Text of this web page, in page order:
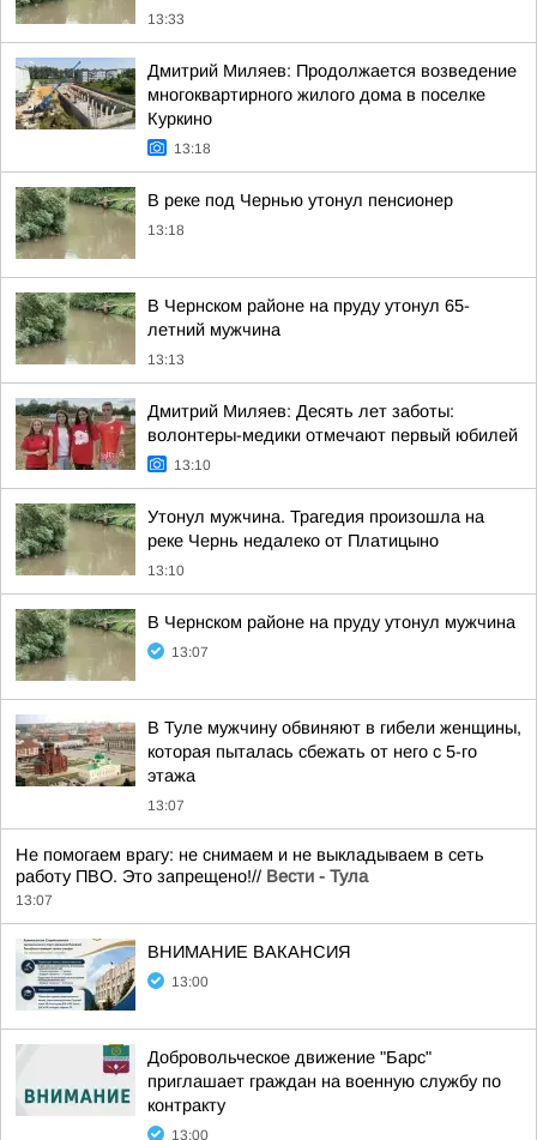
13:33
Дмитрий Миляев: Продолжается возведение
многоквартирного жилого дома в поселке
Куркино
13:18
В реке под Чернью утонул пенсионер
13:18
В Чернском районе на пруду утонул 65-
летний мужчина
13:13
Дмитрий Миляев: Десять лет заботы:
волонтеры-медики отмечают первый юбилей
13:10
Утонул мужчина. Трагедия произошла на
реке Чернь недалеко от Платицыно
13:10
В Чернском районе на пруду утонул мужчина
13:07
В Туле мужчину обвиняют в гибели женщины,
которая пыталась сбежать от него с 5-го
этажа
13:07
Не помогаем врагу: не снимаем и не выкладываем в сеть
работу ПВО. Это запрещено!// Вести - Тула
13:07
ВНИМАНИЕ ВАКАНСИЯ
13:00
Добровольческое движение "Барс"
приглашает граждан на военную службу по
контракту
13:00